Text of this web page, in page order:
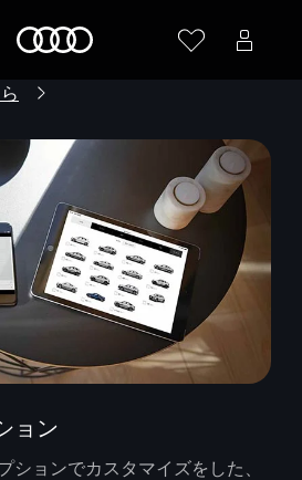
ョン
ションでカスタマイズをした、